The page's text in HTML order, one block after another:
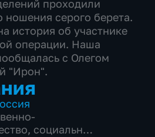
проходили
ношения серого берета.
история об участнике
операции. Наша
с Олегом
"Ирон".
, социально-